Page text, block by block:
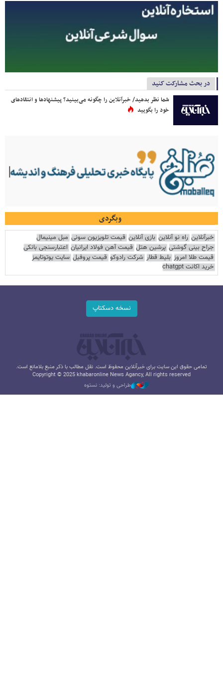
در بحث مشارکت کنید
شما نظر بدهید/ خبرآنلاین را چگونه می‌بینید؟ پیشنهادها و انتقادهای
خود را بگویید
وبگردی
خبرآنلاین راه نو آنلاین بازی آنلاین قیمت تلویزیون سونی مبل مینیمال
جراح بینی گوشتی پرشین هتل قیمت آهن فولاد ایرانیان اعتبارسنجی بانکی
قیمت طلا امروز بلیط قطار شرکت رادوکو قیمت پروفیل سایت یوتوتایمز
خرید اکانت chatgpt
نسخه دسکتاپ
تمامی حقوق این سایت برای خبرآنلاین محفوظ است. نقل مطالب با ذکر منبع بلامانع است.
Copyright © 2025 khabaronline News Agancy, All rights reserved
طراحی و تولید: نستوه